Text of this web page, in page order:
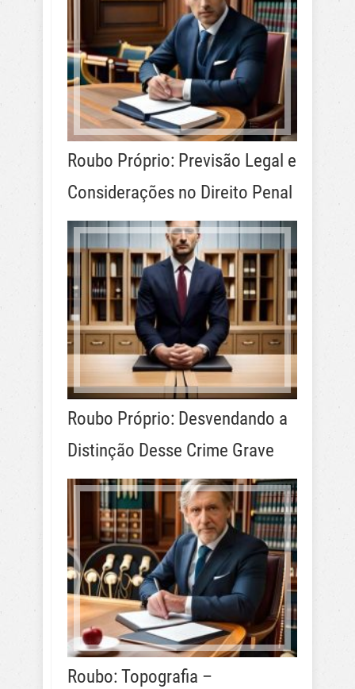
Roubo Próprio: Previsão Legal e
Considerações no Direito Penal
Roubo Próprio: Desvendando a
Distinção Desse Crime Grave
Roubo: Topografia –